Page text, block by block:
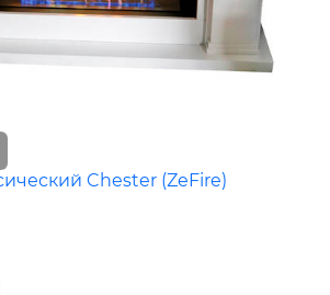
Chester (ZeFire)